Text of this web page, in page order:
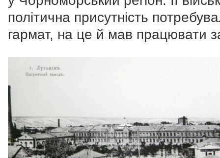
політична присутність
гармат, на це й мав працювати